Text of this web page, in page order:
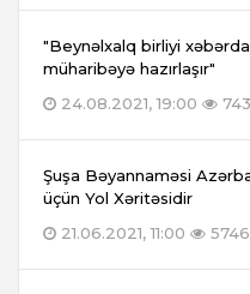
"Beynəlxalq birliyi
müharibəyə hazırlaşır"
24.08.2021, 19:00
Şuşa Bəyannaməsi
üçün Yol Xəritəsidir
21.06.2021, 11:00
5746